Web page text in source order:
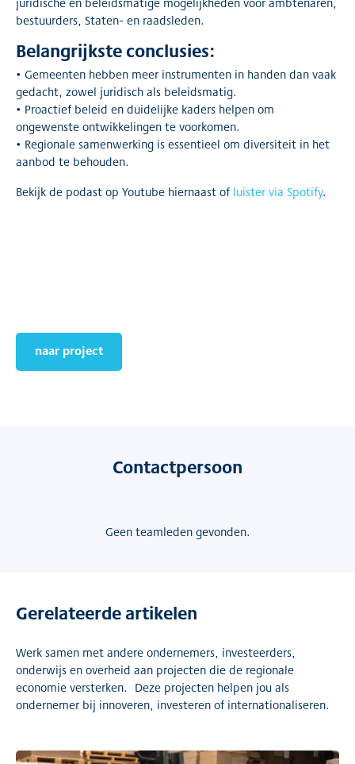
bestuurders, Staten- en raadsleden.
Belangrijkste conclusies:
• Gemeenten hebben meer instrumenten in handen dan vaak
gedacht, zowel juridisch als beleidsmatig.
• Proactief beleid en duidelijke kaders helpen om
ongewenste ontwikkelingen te voorkomen.
• Regionale samenwerking is essentieel om diversiteit in het
aanbod te behouden.
Bekijk de podast op Youtube hiernaast of luister via Spotify.
naar project
Contactpersoon
Geen teamleden gevonden.
Gerelateerde artikelen
Werk samen met andere ondernemers, investeerders,
onderwijs en overheid aan projecten die de regionale
economie versterken. Deze projecten helpen jou als
ondernemer bij innoveren, investeren of internationaliseren.